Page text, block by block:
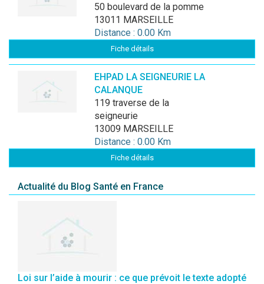
50 boulevard de la pomme
13011 MARSEILLE
Distance : 0.00 Km
Fiche détails
EHPAD LA SEIGNEURIE LA
CALANQUE
119 traverse de la
seigneurie
13009 MARSEILLE
Distance : 0.00 Km
Fiche détails
Actualité du Blog Santé en France
Loi sur l’aide à mourir : ce que prévoit le texte adopté